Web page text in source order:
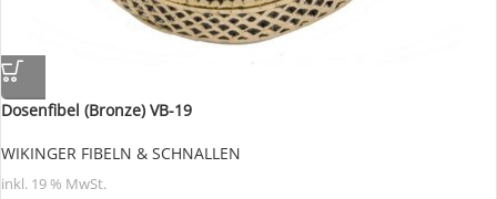
Dosenfibel (Bronze) VB-19
WIKINGER FIBELN & SCHNALLEN
inkl. 19 % MwSt.